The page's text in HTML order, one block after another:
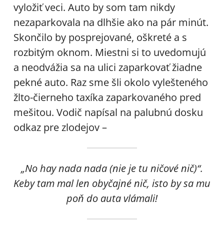
vyložiť veci. Auto by som tam nikdy
nezaparkovala na dlhšie ako na pár minút.
Skončilo by posprejované, oškreté a s
rozbitým oknom. Miestni si to uvedomujú
a neodvážia sa na ulici zaparkovať žiadne
pekné auto. Raz sme šli okolo vylešteného
žlto-čierneho taxíka zaparkovaného pred
mešitou. Vodič napísal na palubnú dosku
odkaz pre zlodejov –
„No hay nada nada (nie je tu ničové nič)“.
Keby tam mal len obyčajné nič, isto by sa mu
poň do auta vlámali!